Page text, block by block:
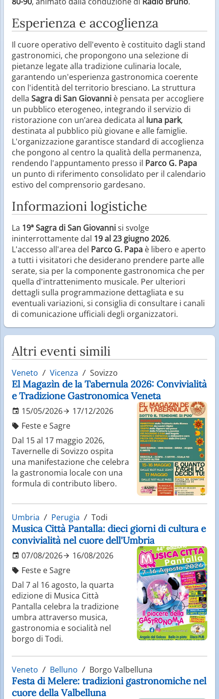
Esperienza e accoglienza
Il cuore operativo dell'evento è costituito dagli stand
gastronomici, che propongono una selezione di
pietanze legate alla tradizione culinaria locale,
garantendo un'esperienza gastronomica coerente
con l'identità del territorio bresciano. La struttura
della Sagra di San Giovanni è pensata per accogliere
un pubblico eterogeneo, integrando il servizio di
ristorazione con un’area dedicata al luna park,
destinata al pubblico più giovane e alle famiglie.
L'organizzazione garantisce standard di accoglienza
che pongono al centro la qualità della permanenza,
rendendo l'appuntamento presso il Parco G. Papa
un punto di riferimento consolidato per il calendario
estivo del comprensorio gardesano.
Informazioni logistiche
La 19ª Sagra di San Giovannisi svolge
ininterrottamente dal 19 al 23 giugno 2026.
L'accesso all'area del Parco G. Papa è libero e aperto
a tutti i visitatori che desiderano prendere parte alle
serate, sia per la componente gastronomica che per
quella d'intrattenimento musicale. Per ulteriori
dettagli sulla programmazione dettagliata e su
eventuali variazioni, si consiglia di consultare i canali
di comunicazione ufficiali degli organizzatori.
Altri eventi simili
Veneto Vicenza Sovizzo
El Magazìn de la Tabernula 2026: Convivialità
e Tradizione Gastronomica Veneta
15/05/2026
17/12/2026
Feste e Sagre
Dal 15 al 17 maggio 2026,
Tavernelle di Sovizzo ospita
una manifestazione che celebra
la gastronomia locale con una
formula di contributo libero.
Umbria Perugia Todi
Musica Città Pantalla: dieci giorni di cultura e
convivialità nel cuore dell'Umbria
07/08/2026
16/08/2026
Feste e Sagre
Dal 7 al 16 agosto, la quarta
edizione di Musica Città
Pantalla celebra la tradizione
umbra attraverso musica,
gastronomia e socialità nel
borgo di Todi.
Veneto Belluno Borgo Valbelluna
Festa di Melere: tradizioni gastronomiche nel
cuore della Valbelluna